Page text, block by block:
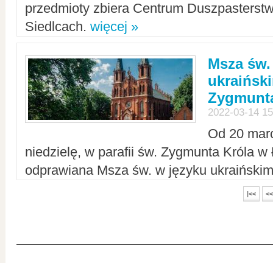
przedmioty zbiera Centrum
Siedlcach. więcej »
Msza
2022-03-14
Od 20
niedzielę, w parafii św. Zygmunta Króla w
odprawiana Msza św. w języku
|<< <<